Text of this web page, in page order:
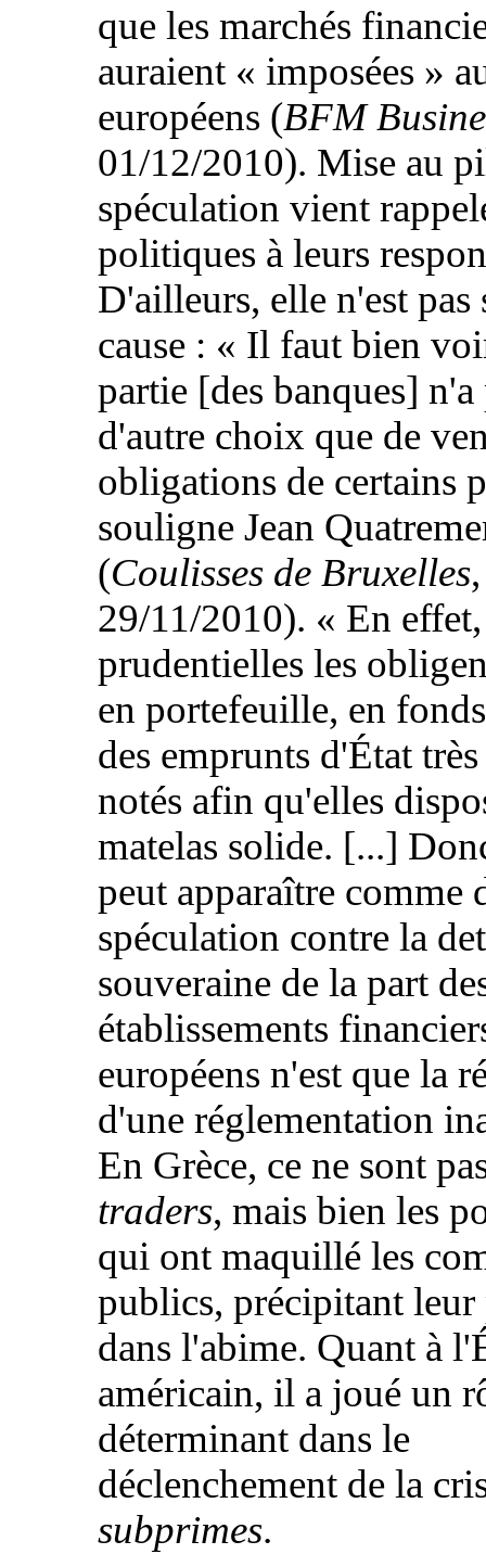
que les marchés
auraient « imposées »
européens (BFM
01/12/2010). Mise au
spéculation vient
politiques à leurs
D'ailleurs, elle n'est pas
cause : « Il faut bien
partie [des banques] n'a
d'autre choix que de
obligations de certains
souligne Jean
(Coulisses de Bruxelles,
29/11/2010). « En
prudentielles les
en portefeuille, en
des emprunts d'État
notés afin qu'elles
matelas solide. [...]
peut apparaître comme
spéculation contre la
souveraine de la part
établissements
européens n'est que la
d'une réglementation
En Grèce, ce ne sont
traders, mais bien les
qui ont maquillé les
publics, précipitant leur
dans l'abime. Quant à
américain, il a joué un
déterminant dans le
déclenchement de la
subprimes.